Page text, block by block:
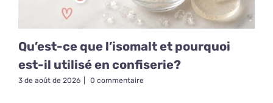
Qu’est-ce que l’isomalt et pourquoi
est-il utilisé en confiserie?
3 de août de 2026 0 commentaire